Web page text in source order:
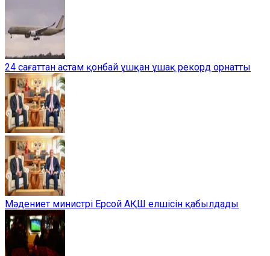
24 сағаттан астам қонбай ұшқан ұшақ рекорд орнатты
Мәдениет министрі Ерсой АҚШ елшісін қабылдады